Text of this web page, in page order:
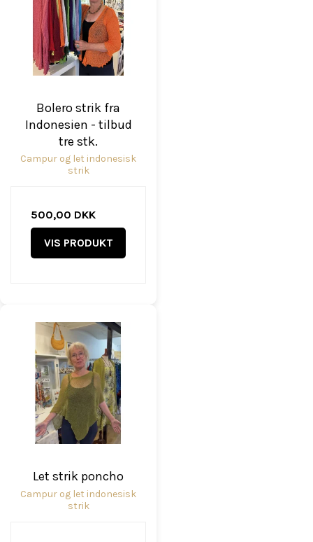
Bolero strik fra
Indonesien - tilbud
tre stk.
Campur og let indonesisk
strik
500,00 DKK
VIS PRODUKT
Let strik poncho
Campur og let indonesisk
strik